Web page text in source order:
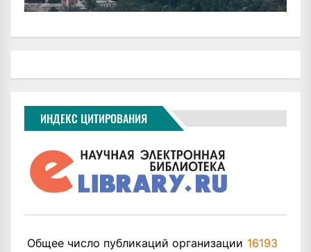
ИНДЕКС ЦИТИРОВАНИЯ
Общее число публикаций организации 16193